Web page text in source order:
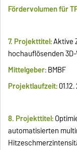
Fördervolumen für
7. Projekttitel:Aktive
hochauflösenden
Mittelgeber:BMBF
Projektlaufzeit:
8. Projekttitel:
automatisierten